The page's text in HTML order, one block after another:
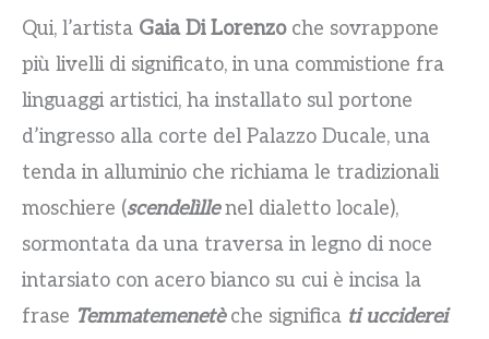
Qui, l’artista Gaia Di Lorenzo che sovrappone
più livelli di significato, in una commistione fra
linguaggi artistici, ha installato sul portone
d’ingresso alla corte del Palazzo Ducale, una
tenda in alluminio che richiama le tradizionali
moschiere (scendelìllenel dialetto locale),
sormontata da una traversa in legno di noce
intarsiato con acero bianco su cui è incisa la
frase Temmatemenetèche significa ti ucciderei